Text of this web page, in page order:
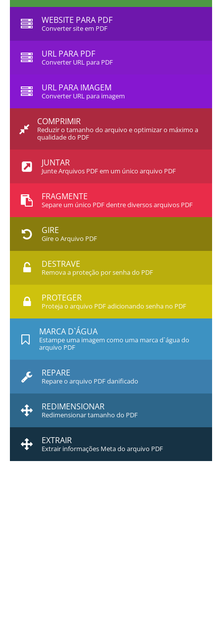
WEBSITE PARA PDF
Converter site em PDF
URL PARA PDF
Converter URL para PDF
URL PARA IMAGEM
Converter URL para imagem
COMPRIMIR
Reduzir o tamanho do arquivo e optimizar o máximo a
qualidade do PDF
JUNTAR
Junte Arquivos PDF em um único arquivo PDF
FRAGMENTE
Separe um único PDF dentre diversos arquivos PDF
GIRE
Gire o Arquivo PDF
DESTRAVE
Remova a proteção por senha do PDF
PROTEGER
Proteja o arquivo PDF adicionando senha no PDF
MARCA D`ÁGUA
Estampe uma imagem como uma marca d`água do
arquivo PDF
REPARE
Repare o arquivo PDF danificado
REDIMENSIONAR
Redimensionar tamanho do PDF
EXTRAIR
Extrair informações Meta do arquivo PDF